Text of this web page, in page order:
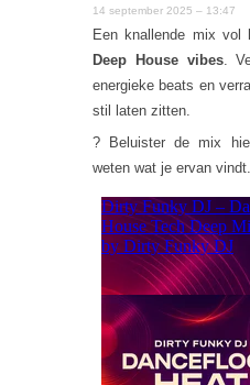
14 september 2025 – 13:47
Een knallende mix vol
Deep House vibes.
energieke beats en
stil laten zitten.
? Beluister de mix
weten wat je ervan vindt.